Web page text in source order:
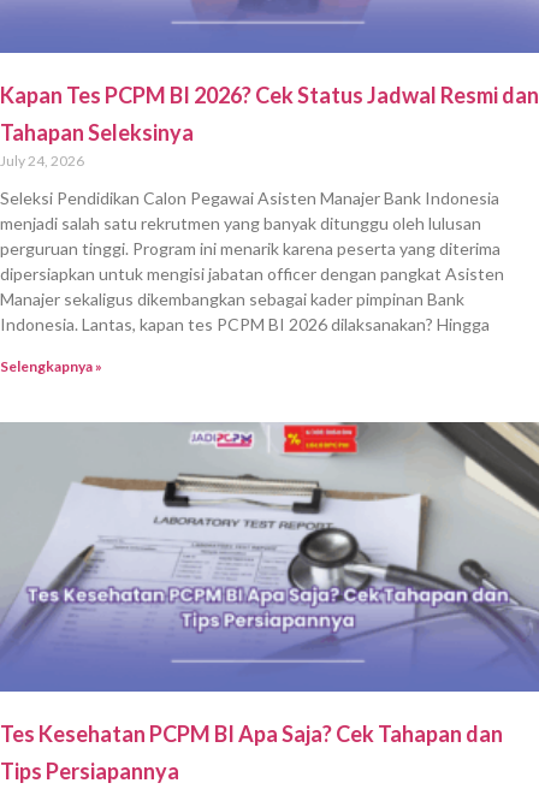
Kapan Tes PCPM BI 2026? Cek Status Jadwal Resmi dan
Tahapan Seleksinya
July 24, 2026
Seleksi Pendidikan Calon Pegawai Asisten Manajer Bank Indonesia
menjadi salah satu rekrutmen yang banyak ditunggu oleh lulusan
perguruan tinggi. Program ini menarik karena peserta yang diterima
dipersiapkan untuk mengisi jabatan officer dengan pangkat Asisten
Manajer sekaligus dikembangkan sebagai kader pimpinan Bank
Indonesia. Lantas, kapan tes PCPM BI 2026 dilaksanakan? Hingga
Selengkapnya »
Tes Kesehatan PCPM BI Apa Saja? Cek Tahapan dan
Tips Persiapannya